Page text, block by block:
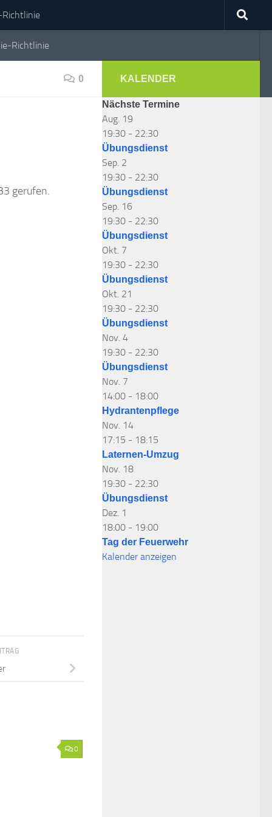
Richtlinie
Richtlinie
0
gerufen.
0
KALENDER
Nächste Termine
Aug. 19
19:30 - 22:30
Übungsdienst
Sep. 2
19:30 - 22:30
Übungsdienst
Sep. 16
19:30 - 22:30
Übungsdienst
Okt. 7
19:30 - 22:30
Übungsdienst
Okt. 21
19:30 - 22:30
Übungsdienst
Nov. 4
19:30 - 22:30
Übungsdienst
Nov. 7
14:00 - 18:00
Hydrantenpflege
Nov. 14
17:15 - 18:15
Laternen-Umzug
Nov. 18
19:30 - 22:30
Übungsdienst
Dez. 1
18:00 - 19:00
Tag der Feuerwehr
Kalender anzeigen